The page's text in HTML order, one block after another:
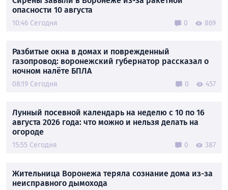
опасности 10 августа
10:46 Сегодня 0 869
Разбитые окна в домах и поврежденный
газопровод: воронежский губернатор рассказал о
ночном налёте БПЛА
08:19 Сегодня 0 457
Лунный посевной календарь на неделю с 10 по 16
августа 2026 года: что можно и нельзя делать на
огороде
15:55 Сегодня 0 387
Жительница Воронежа теряла сознание дома из-за
неисправного дымохода